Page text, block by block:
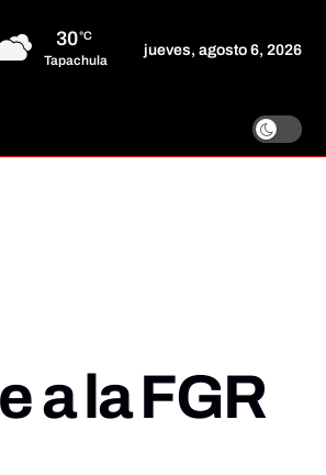
30°C
Tapachula
jueves, agosto 6, 2026
a la FGR